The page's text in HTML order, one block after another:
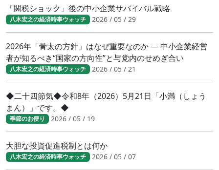
「関税ショック」後の中小企業サバイバル戦略
八木宏之の経済時事ウォッチ 2026 / 05 / 29
2026年「骨太の方針」はなぜ重要なのか ― 中小企業経営
者が知るべき“国家の方向性”と与党内のせめぎ合い
八木宏之の経済時事ウォッチ 2026 / 05 / 21
◆二十四節気◆令和8年（2026）5月21日「小満（しょう
まん）」です。◆
季節のお便り 2026 / 05 / 19
大胆な投資促進税制とは何か
八木宏之の経済時事ウォッチ 2026 / 05 / 07